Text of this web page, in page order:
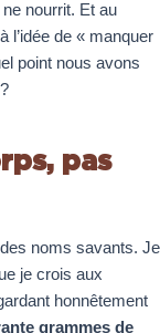
nourrit. Et au
l’idée de « manquer
point nous avons
pas
noms savants. Je
je crois aux
honnêtement
grammes de